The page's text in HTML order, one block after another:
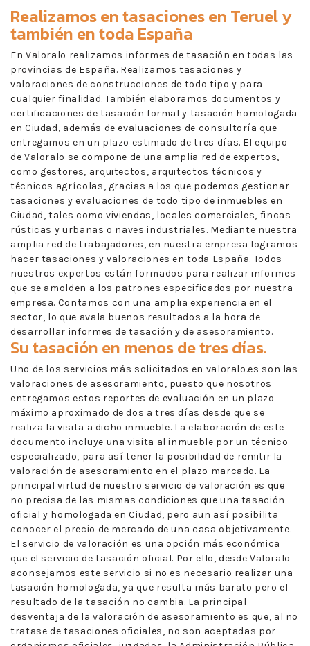
Realizamos entasaciones en Teruely
también en toda España
En Valoralo realizamos informes de tasación en todas las
provincias de España. Realizamos tasaciones y
valoraciones de construcciones de todo tipo y para
cualquier finalidad. También elaboramos documentos y
certificaciones de tasación formal y tasación homologada
en Ciudad, además de evaluaciones de consultoría que
entregamos en un plazo estimado de tres días. El equipo
de Valoralo se compone de una amplia red de expertos,
como gestores, arquitectos, arquitectos técnicos y
técnicos agrícolas, gracias a los que podemos gestionar
tasaciones y evaluaciones de todo tipo de inmuebles en
Ciudad, tales como viviendas, locales comerciales, fincas
rústicas y urbanas o naves industriales. Mediante nuestra
amplia red de trabajadores, en nuestra empresa logramos
hacer tasaciones y valoraciones en toda España. Todos
nuestros expertos están formados para realizar informes
que se amolden a los patrones especificados por nuestra
empresa. Contamos con una amplia experiencia en el
sector, lo que avala buenos resultados a la hora de
desarrollar informes de tasación y de asesoramiento.
Su tasación en menos de tres días.
Uno de los servicios más solicitados en valoralo.es son las
valoraciones de asesoramiento, puesto que nosotros
entregamos estos reportes de evaluación en un plazo
máximo aproximado de dos a tres días desde que se
realiza la visita a dicho inmueble. La elaboración de este
documento incluye una visita al inmueble por un técnico
especializado, para así tener la posibilidad de remitir la
valoración de asesoramiento en el plazo marcado. La
principal virtud de nuestro servicio de valoración es que
no precisa de las mismas condiciones que una tasación
oficial y homologada en Ciudad, pero aun así posibilita
conocer el precio de mercado de una casa objetivamente.
El servicio de valoración es una opción más económica
que el servicio de tasación oficial. Por ello, desde Valoralo
aconsejamos este servicio si no es necesario realizar una
tasación homologada, ya que resulta más barato pero el
resultado de la tasación no cambia. La principal
desventaja de la valoración de asesoramiento es que, al no
tratase de tasaciones oficiales, no son aceptadas por